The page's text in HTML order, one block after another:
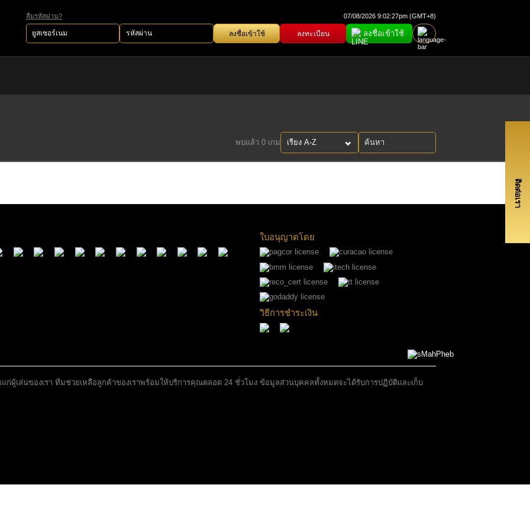
ติดต่อเรา
ลืมรหัสผ่าน? 07/08/2026 9:02:27pm (GMT+8)
ลงชื่อเข้าใช้ ลงทะเบียน ลงชื่อเข้าใช้
พบแล้ว 0 เกม
ใบอนุญาตโดย
วิธีการชำระเงิน
ผู้เล่นของเรา ทีมช่วยเหลือลูกค้าของเราพร้อมให้บริการคุณตลอด 24 ชั่วโมง ข้อมูลส่วนบุคคลทั้งหมดจะได้รับการปฏิบัติและเก็บ